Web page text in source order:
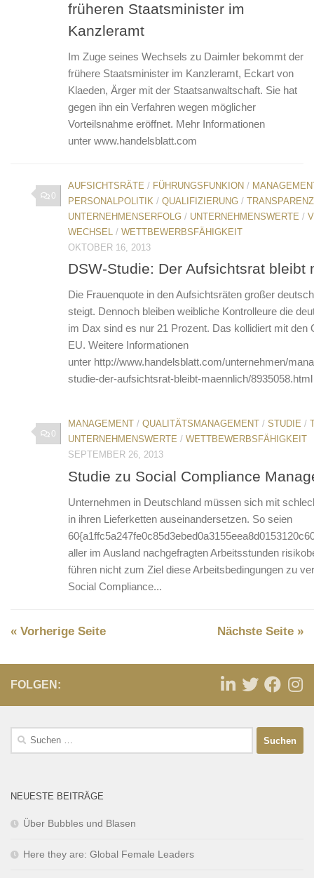
früheren Staatsminister im
Kanzleramt
Im Zuge seines Wechsels zu Daimler bekommt der
frühere Staatsminister im Kanzleramt, Eckart von
Klaeden, Ärger mit der Staatsanwaltschaft. Sie hat
gegen ihn ein Verfahren wegen möglicher
Vorteilsnahme eröffnet. Mehr Informationen
unter www.handelsblatt.com
0
AUFSICHTSRÄTE / FÜHRUNGSFUNKION /
PERSONALPOLITIK / QUALIFIZIERUNG / TRANSPARENZ
UNTERNEHMENSERFOLG / UNTERNEHMENSWERTE /
WECHSEL / WETTBEWERBSFÄHIGKEIT
OKTOBER 16, 2013
DSW-Studie: Der Aufsichtsrat bleibt
Die Frauenquote in den Aufsichtsräten großer
steigt. Dennoch bleiben weibliche Kontrolleure die
im Dax sind es nur 21 Prozent. Das kollidiert mit den
EU. Weitere Informationen
unter http://www.handelsblatt.com/unternehmen/
studie-der-aufsichtsrat-bleibt-maennlich/8935058.html
0
MANAGEMENT / QUALITÄTSMANAGEMENT / STUDIE /
UNTERNEHMENSWERTE / WETTBEWERBSFÄHIGKEIT
SEPTEMBER 26, 2013
Studie zu Social Compliance
Unternehmen in Deutschland müssen sich mit
in ihren Lieferketten auseinandersetzen. So seien
aller im Ausland nachgefragten Arbeitsstunden
führen nicht zum Ziel diese Arbeitsbedingungen zu
Social Compliance...
« Vorherige Seite Nächste Seite »
FOLGEN:
NEUESTE BEITRÄGE
Über Bubbles und Blasen
Here they are: Global Female Leaders